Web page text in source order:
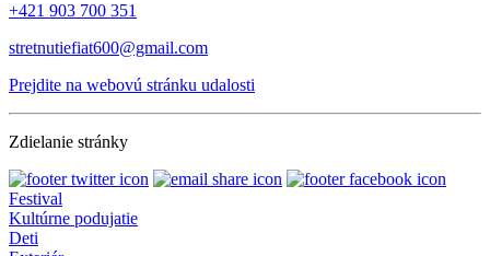
+421 903 700 351
stretnutiefiat600@gmail.com
Prejdite na webovú stránku udalosti
Zdielanie stránky
Festival
Kultúrne podujatie
Deti